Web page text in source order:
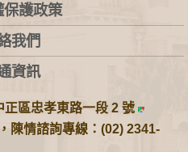
保護政策
我們
資訊
區忠孝東路一段 2 號
陳情諮詢專線：(02) 2341-